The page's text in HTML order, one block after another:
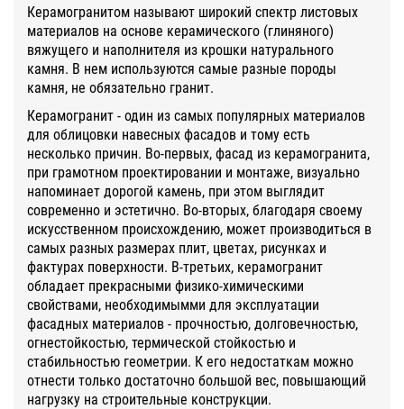
Керамогранитом называют широкий спектр листовых
материалов на основе керамического (глиняного)
вяжущего и наполнителя из крошки натурального
камня. В нем используются самые разные породы
камня, не обязательно гранит.
Керамогранит - один из самых популярных материалов
для облицовки навесных фасадов и тому есть
несколько причин. Во-первых, фасад из керамогранита,
при грамотном проектировании и монтаже, визуально
напоминает дорогой камень, при этом выглядит
современно и эстетично. Во-вторых, благодаря своему
искусственном происхождению, может производиться в
самых разных размерах плит, цветах, рисунках и
фактурах поверхности. В-третьих, керамогранит
обладает прекрасными физико-химическими
свойствами, необходимымми для эксплуатации
фасадных материалов - прочностью, долговечностью,
огнестойкостью, термической стойкостью и
стабильностью геометрии. К его недостаткам можно
отнести только достаточно большой вес, повышающий
нагрузку на строительные конструкции.